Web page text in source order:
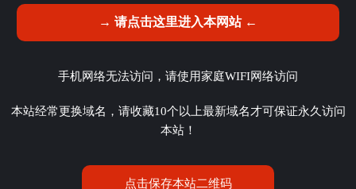
→ 请点击这里进入本网站 ←
手机网络无法访问，请使用家庭WIFI网络访问
本站经常更换域名，请收藏10个以上最新域名才可保证永久访问
本站！
点击保存本站二维码